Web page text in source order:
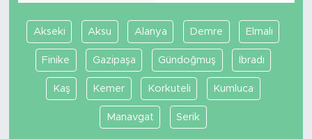
Akseki Aksu Alanya Demre Elmalı
Finike Gazipaşa Gündoğmuş İbradı
Kaş Kemer Korkuteli Kumluca
Manavgat Serik